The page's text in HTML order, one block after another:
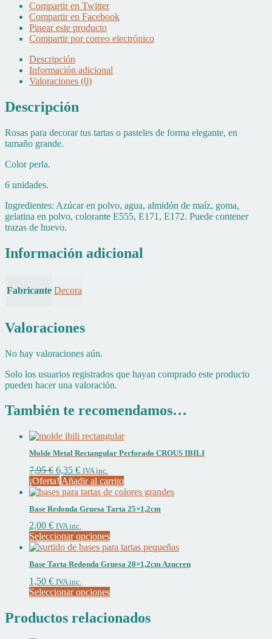
Compartir en Twitter
Compartir en Facebook
Pinear este producto
Compartir por correo electrónico
Descripción
Información adicional
Valoraciones (0)
Descripción
Rosas para decorar tus tartas o pasteles de forma elegante, en
tamaño grande.
Color perla.
6 unidades.
Ingredientes: Azúcar en polvo, agua, almidón de maíz, goma,
gelatina en polvo, colorante E555, E171, E172. Puede contener
trazas de huevo.
Información adicional
Fabricante Decora
Valoraciones
No hay valoraciones aún.
Solo los usuarios registrados que hayan comprado este producto
pueden hacer una valoración.
También te recomendamos…
Molde Metal Rectangular Perforado CROUS IBILI
7,95€ El
precio
original
7,95 €.
6,35 €El
precio
actual
6,35 €.
IVA inc.
¡Oferta! Añadir al carrito
Base Redonda Gruesa Tarta 25×1,2cm
2,00 € IVA inc.
Seleccionar opcionesEste
producto
múltiples
Las
pueden
Base Tarta Redonda Gruesa 20×1,2cm Azucren
1,50 € IVA inc.
Seleccionar opcionesEste
múltiples
Productos relacionados